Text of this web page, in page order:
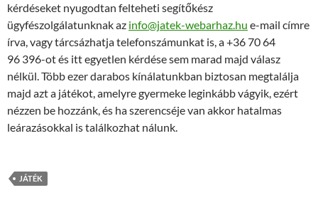
kérdéseket nyugodtan felteheti segítőkész
ügyfészolgálatunknak az info@jatek-webarhaz.hu e-mail címre
írva, vagy tárcsázhatja telefonszámunkat is, a +36 70 64
96 396-ot és itt egyetlen kérdése sem marad majd válasz
nélkül. Több ezer darabos kínálatunkban biztosan megtalálja
majd azt a játékot, amelyre gyermeke leginkább vágyik, ezért
nézzen be hozzánk, és ha szerencséje van akkor hatalmas
leárazásokkal is találkozhat nálunk.
JÁTÉK